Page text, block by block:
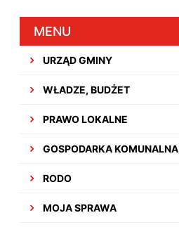
MENU
URZĄD GMINY
WŁADZE, BUDŻET
PRAWO LOKALNE
GOSPODARKA KOMUNALNA
RODO
MOJA SPRAWA